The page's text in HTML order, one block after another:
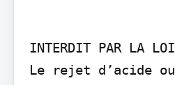
INTERDIT PAR LA LOI
Le rejet d’acide ou